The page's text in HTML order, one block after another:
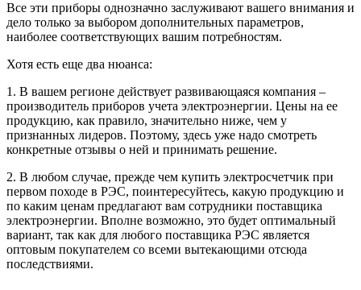
Все эти приборы однозначно заслуживают вашего внимания и
дело только за выбором дополнительных параметров,
наиболее соответствующих вашим потребностям.
Хотя есть еще два нюанса:
1. В вашем регионе действует развивающаяся компания –
производитель приборов учета электроэнергии. Цены на ее
продукцию, как правило, значительно ниже, чем у
признанных лидеров. Поэтому, здесь уже надо смотреть
конкретные отзывы о ней и принимать решение.
2. В любом случае, прежде чем купить электросчетчик при
первом походе в РЭС, поинтересуйтесь, какую продукцию и
по каким ценам предлагают вам сотрудники поставщика
электроэнергии. Вполне возможно, это будет оптимальный
вариант, так как для любого поставщика РЭС является
оптовым покупателем со всеми вытекающими отсюда
последствиями.